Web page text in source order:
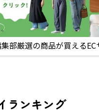
部厳選の商品が買えるEC
ランキング